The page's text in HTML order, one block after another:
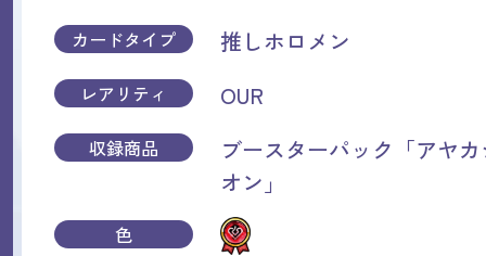
カードタイプ 推しホロメン
レアリティ OUR
収録商品
ブースターパック「アヤ
オン」
色